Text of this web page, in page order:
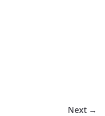
Next →